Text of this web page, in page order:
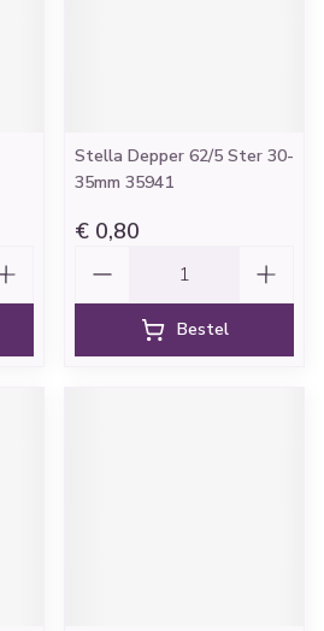
Stella Depper 62/5 Ster 30-
35mm 35941
€ 0,80
Bestel